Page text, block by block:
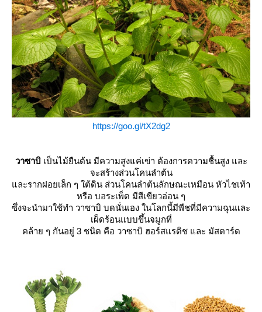
https://goo.gl/tX2dg2
วาซาบิ เป็นไม้ยืนต้น มีความสูงแค่เข่า ต้องการความชื้นสูง และ
จะสร้างส่วนโคนลำต้น
ละรากฝอยเล็ก ๆ ใต้ดิน ส่วนโคนลำต้นลักษณะเหมือน หัวไชเท้า
หรือ บอระเพ็ด มีสีเขียวอ่อน ๆ
ซึ่งจะนำมาใช้ทำ วาซาบิ บดนั่นเอง ในโลกนี้มีพืชที่มีความฉุนและ
เผ็ดร้อนแบบขึ้นจมูกที่
คล้าย ๆ กันอยู่ 3 ชนิด คือ วาซาบิ ฮอร์สแรดิช และ มัสตาร์ด